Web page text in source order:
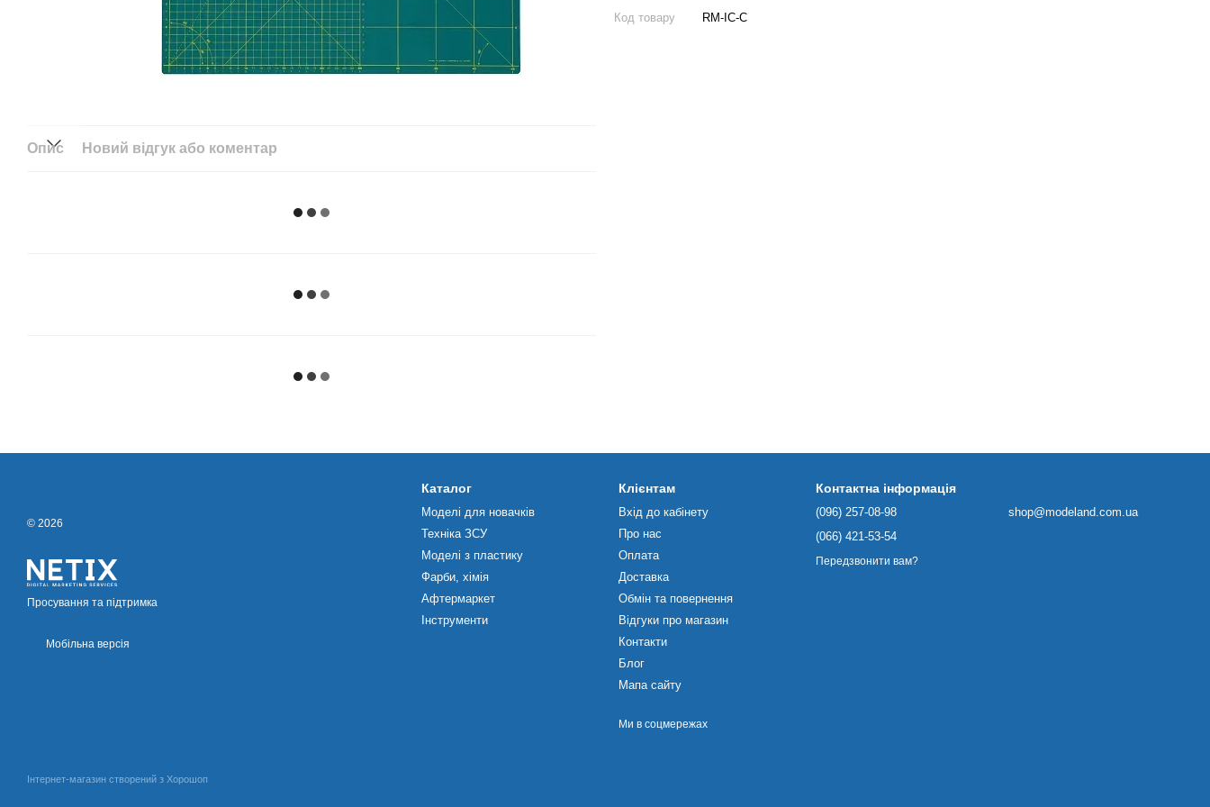
Опис Новий відгук або коментар
Код товару
RM-IC-C
© 2026
Просування та підтримка
Мобільна версія
Інтернет-магазин створений з Хорошоп
Каталог
Моделі для новачків
Техніка ЗСУ
Моделі з пластику
Фарби, хімія
Афтермаркет
Інструменти
Клієнтам
Вхід до кабінету
Про нас
Оплата
Доставка
Обмін та повернення
Відгуки про магазин
Контакти
Блог
Мапа сайту
Ми в соцмережах
Контактна інформація
(096) 257-08-98
(066) 421-53-54
Передзвонити вам?
shop@modeland.com.ua